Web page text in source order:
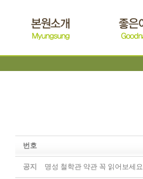
번호
공지 명성 철학관 약관 꼭 읽어보세요